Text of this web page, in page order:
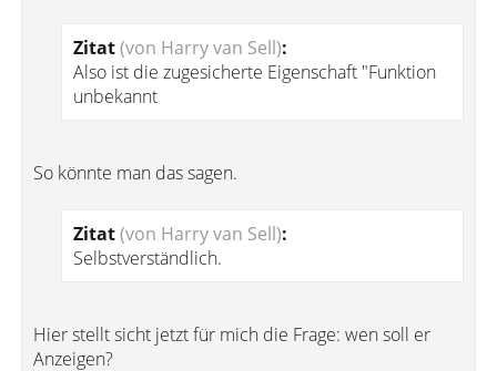
Zitat(von Harry van Sell):
Also ist die zugesicherte Eigenschaft "Funktion
unbekannt
So könnte man das sagen.
Zitat(von Harry van Sell):
Selbstverständlich.
Hier stellt sicht jetzt für mich die Frage: wen soll er
Anzeigen?